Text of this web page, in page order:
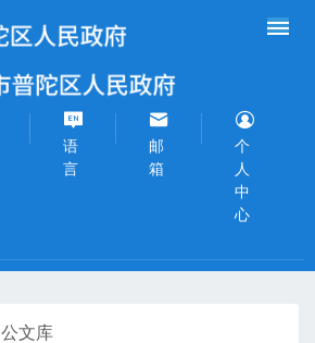
语
言
邮
箱
个
人
中
心
公文库